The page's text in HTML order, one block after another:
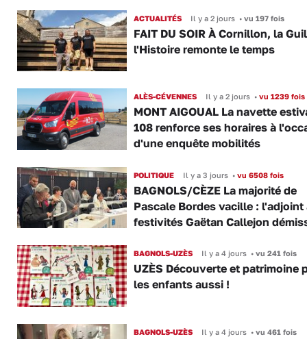
ACTUALITÉS Il y a 2 jours •vu 197 fois
FAIT DU SOIR À Cornillon, la
l'Histoire remonte le temps
ALÈS-CÉVENNES Il y a 2 jours •vu 1239 fois
MONT AIGOUAL La navette
108 renforce ses horaires à
d'une enquête mobilités
POLITIQUE Il y a 3 jours •vu 6508 fois
BAGNOLS/CÈZE La majorité de
Pascale Bordes vacille : l'adjoint
festivités Gaëtan Callejon
BAGNOLS-UZÈS Il y a 4 jours •vu 241 fois
UZÈS Découverte et patrimoine
les enfants aussi !
BAGNOLS-UZÈS Il y a 4 jours •vu 461 fois